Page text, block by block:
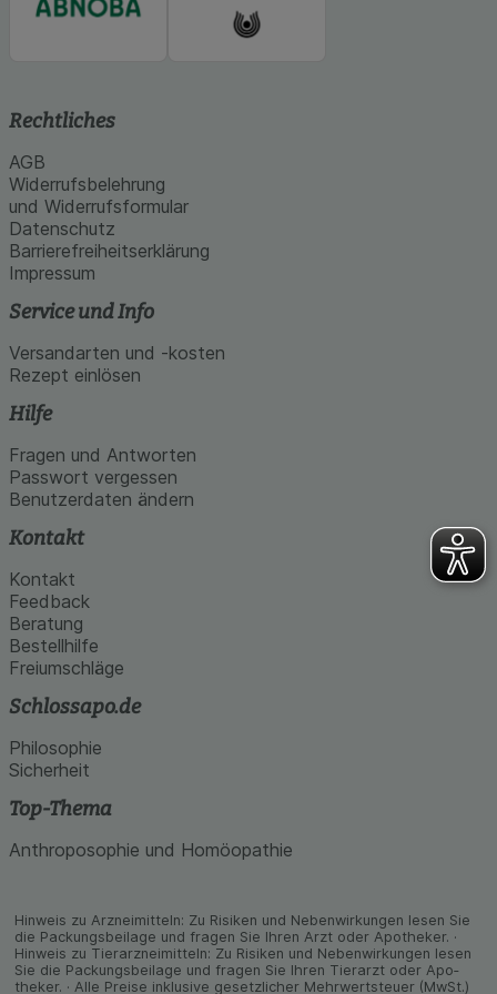
Rechtliches
AGB
Widerrufsbelehrung
und Widerrufsformular
Datenschutz
Barrierefreiheitserklärung
Impressum
Service und Info
Versandarten und -kosten
Rezept einlösen
Hilfe
Fragen und Antworten
Passwort vergessen
Benutzerdaten ändern
Kontakt
Kontakt
Feedback
Beratung
Bestellhilfe
Freiumschläge
Schlossapo.de
Philosophie
Sicherheit
Top-Thema
Anthroposophie und Homöopathie
Hinweis zu Arzneimitteln: Zu Risiken und Neben­wirkungen lesen Sie
die Packungs­beilage und fragen Sie Ihren Arzt oder Apo­theker. ·
Hinweis zu Tier­arz­nei­mitteln: Zu Risiken und Neben­wirkungen lesen
Sie die Packungs­beilage und fragen Sie Ihren Tier­arzt oder Apo­
theker. · Alle Preise inklusive gesetz­licher Mehrwertsteuer (MwSt.)